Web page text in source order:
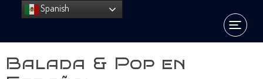
Balada & Pop en
Spanish